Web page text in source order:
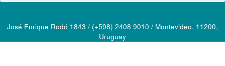
José Enrique Rodó 1843 / (+598) 2408 9010 / Montevideo, 11200,
Uruguay